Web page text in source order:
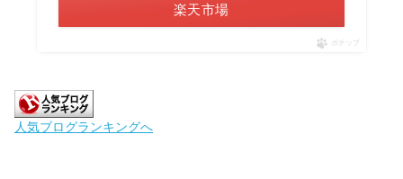
楽天市場
ポチップ
人気ブログランキングへ